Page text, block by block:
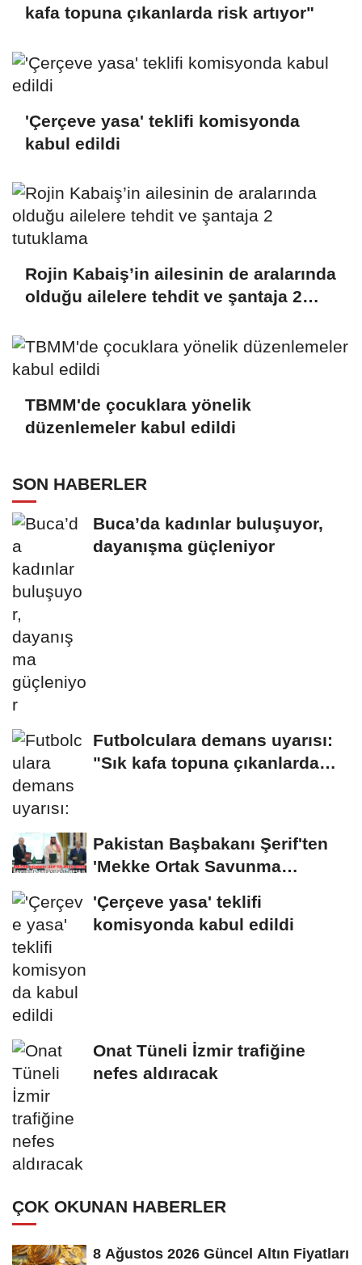
kafa topuna çıkanlarda risk artıyor"
'Çerçeve yasa' teklifi komisyonda
kabul edildi
Rojin Kabaiş’in ailesinin de aralarında
olduğu ailelere tehdit ve şantaja 2
TBMM'de çocuklara yönelik
düzenlemeler kabul edildi
SON HABERLER
Buca’da kadınlar buluşuyor,
dayanışma güçleniyor
Futbolculara demans uyarısı:
"Sık kafa topuna çıkanlarda
Pakistan Başbakanı Şerif'ten
'Mekke Ortak Savunma
'Çerçeve yasa' teklifi
komisyonda kabul edildi
Onat Tüneli İzmir trafiğine
nefes aldıracak
ÇOK OKUNAN HABERLER
8 Ağustos 2026 Güncel Altın Fiyatları